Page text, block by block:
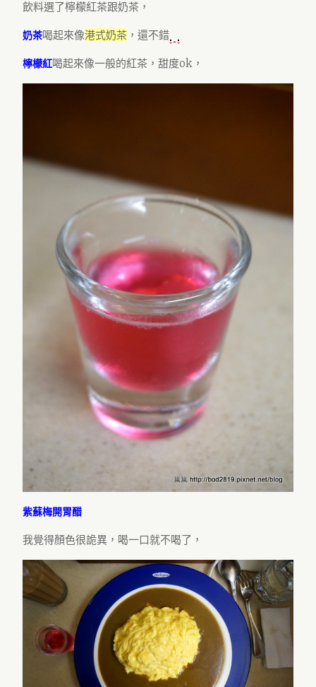
飲料選了檸檬紅茶跟奶茶，
奶茶喝起來像港式奶茶 ，還不錯
檸檬紅喝起來像一般的紅茶，甜度ok，
紫蘇梅開胃醋
我覺得顏色很詭異，喝一口就不喝了，